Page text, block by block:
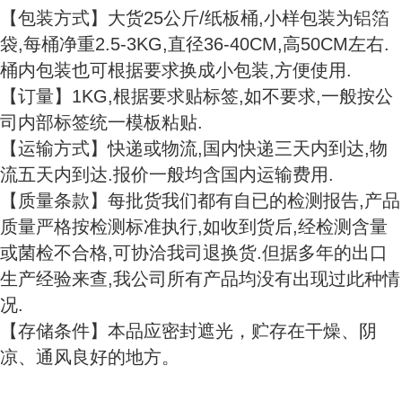
【包装方式】大货25公斤/纸板桶,小样包装为铝箔
袋,每桶净重2.5-3KG,直径36-40CM,高50CM左右.
桶内包装也可根据要求换成小包装,方便使用.
【订量】1KG,根据要求贴标签,如不要求,一般按公
司内部标签统一模板粘贴.
【运输方式】快递或物流,国内快递三天内到达,物
流五天内到达.报价一般均含国内运输费用.
【质量条款】每批货我们都有自已的检测报告,产品
质量严格按检测标准执行,如收到货后,经检测含量
或菌检不合格,可协洽我司退换货.但据多年的出口
生产经验来查,我公司所有产品均没有出现过此种情
况.
【存储条件】本品应密封遮光，贮存在干燥、阴
凉、通风良好的地方。